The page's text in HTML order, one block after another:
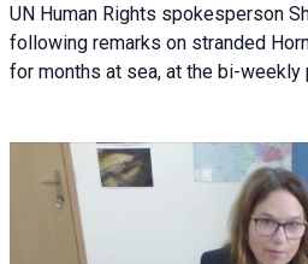
UN Human Rights spokesperson
following remarks on stranded
for months at sea, at the bi-weekly